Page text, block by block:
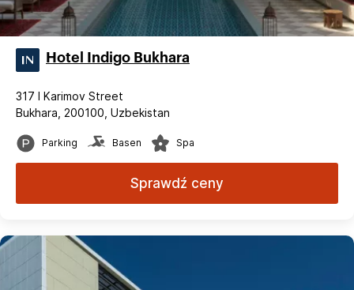
Hotel Indigo Bukhara
317 I Karimov Street
Bukhara, 200100, Uzbekistan
Parking Basen Spa
Sprawdź ceny